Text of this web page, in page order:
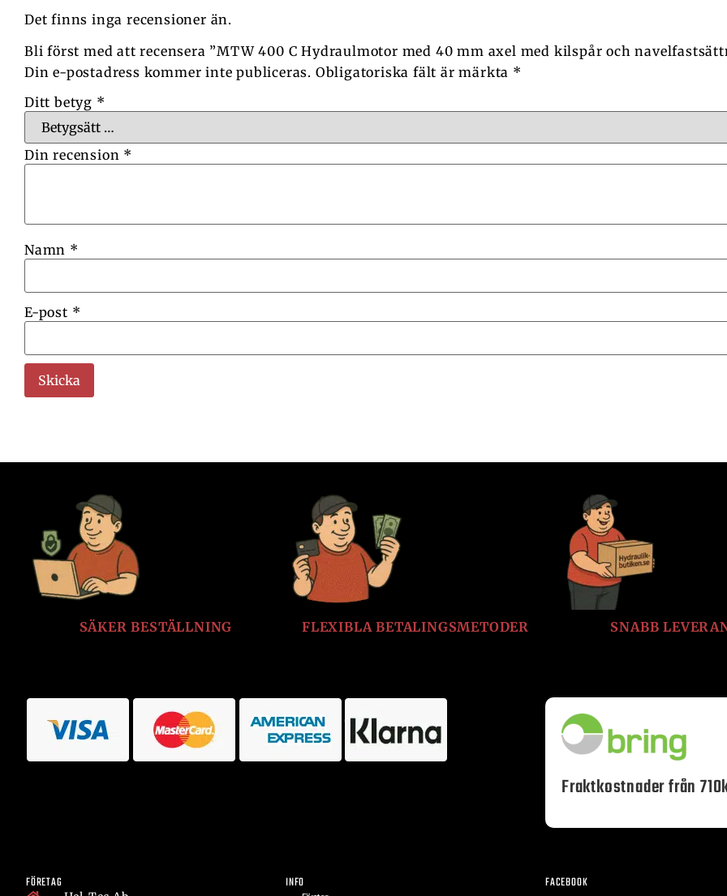
Det finns inga recensioner än.
Bli först med att recensera ”MTW 400 C Hydraulmotor med 40 mm axel med kilspår och
Din e-postadress kommer inte publiceras. Obligatoriska fält är märkta *
Ditt betyg *
Din recension *
Namn *
E-post *
SÄKER BESTÄLLNING FLEXIBLA BETALINGSMETODER SNABB
Fraktkostnader från
FÖRETAG INFO FACEBOOK